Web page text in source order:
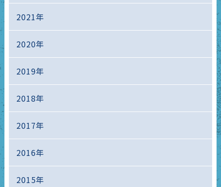
2021年
2020年
2019年
2018年
2017年
2016年
2015年